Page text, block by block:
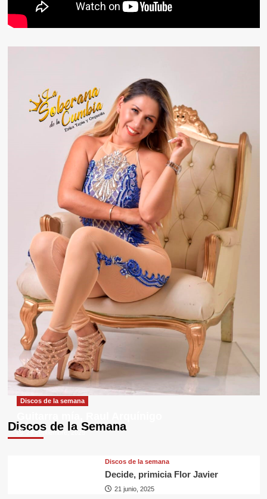
Discos de la Semana
Discos de la semana
29 septiembre, 2025
Discos de la semana
Decide, primicia Flor Javier
21 junio, 2025